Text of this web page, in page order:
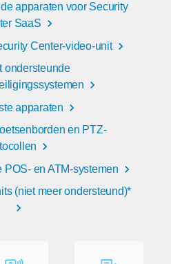
apparaten voor Security
SaaS
Center-video-unit
ondersteunde
apparaten
en PTZ-
POS- en ATM-systemen
(niet meer ondersteund)*